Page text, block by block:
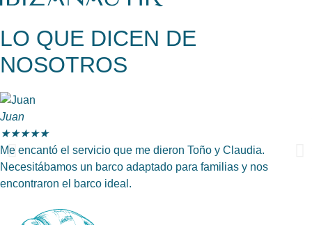
LO QUE DICEN DE
NOSOTROS
Juan
★★★★★
Me encantó el servicio que me dieron Toño y Claudia.
Necesitábamos un barco adaptado para familias y nos
encontraron el barco ideal.